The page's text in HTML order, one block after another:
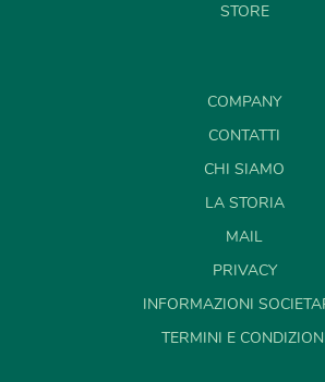
STORE
COMPANY
CONTATTI
CHI SIAMO
LA STORIA
MAIL
PRIVACY
INFORMAZIONI
TERMINI E